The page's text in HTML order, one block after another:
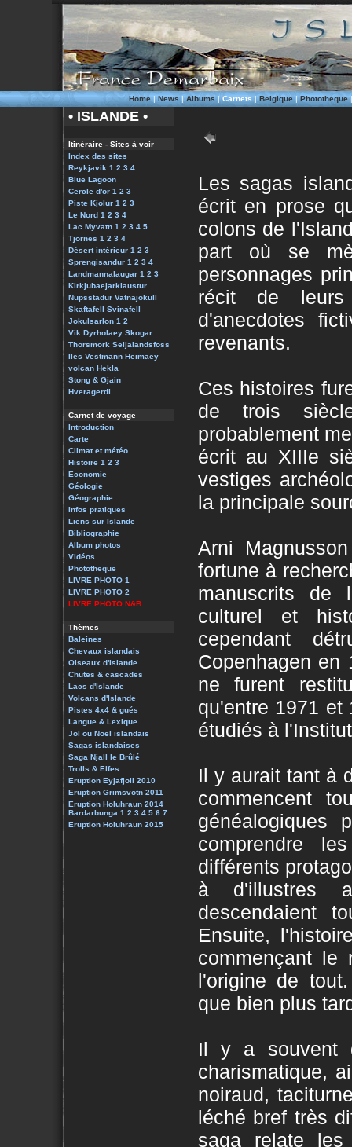
Home|News|Albums|Carnets |Belgique|Phototheque
• ISLANDE •
Itinéraire - Sites à voir
Index des sites
Reykjavik 1 2 3 4
Blue Lagoon
Cercle d'or 1 2 3
Piste Kjolur 1 2 3
Le Nord 1 2 3 4
Lac Myvatn 1 2 3 4 5
Tjornes 1 2 3 4
Désert intérieur 1 2 3
Sprengisandur 1 2 3 4
Landmannalaugar 1 2 3
Kirkjubaejarklaustur
Nupsstadur Vatnajokull
Skaftafell Svinafell
Jokulsarlon 1 2
Vik Dyrholaey Skogar
Thorsmork Seljalandsfoss
Iles Vestmann Heimaey
volcan Hekla
Stong & Gjain
Hveragerdi
Carnet de voyage
Introduction
Carte
Climat et météo
Histoire 1 2 3
Economie
Géologie
Géographie
Infos pratiques
Liens sur Islande
Bibliographie
Album photos
Vidéos
Phototheque
LIVRE PHOTO 1
LIVRE PHOTO 2
LIVRE PHOTO N&B
Thèmes
Baleines
Chevaux islandais
Oiseaux d'Islande
Chutes & cascades
Lacs d'Islande
Volcans d'Islande
Pistes 4x4 & gués
Langue & Lexique
Jol ou Noël islandais
Sagas islandaises
Saga Njall le Brûlé
Trolls & Elfes
Eruption Eyjafjoll 2010
Eruption Grimsvotn 2011
Eruption Holuhraun 2014
Bardarbunga 1 2 3 4 5 6 7
Eruption Holuhraun 2015
Les sagas
écrit en prose
colons de
part où se
personnages
récit de leurs
d'anecdotes
revenants.
Ces histoires
de trois
probablement
écrit au XIIIe
vestiges
la principale
Arni
fortune à
manuscrits de
culturel et
cependant
Copenhagen en
ne furent
qu'entre 1971 et
étudiés à
Il y aurait tant à
commencent
généalogiques
comprendre
différents
à d'illustres
descendaient
Ensuite,
commençant
l'origine de
que bien plus
Il y a souvent
charismatique,
noiraud,
léché bref très
saga relate les